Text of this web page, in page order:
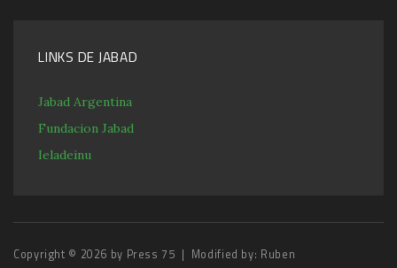
LINKS DE JABAD
Jabad Argentina
Fundacion Jabad
Ieladeinu
Copyright © 2026 by Press 75 | Modified by: Ruben